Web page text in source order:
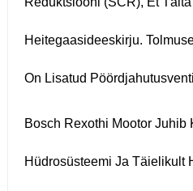
Heitegaasideeskirju.
On Lisatud
Bosch Rexothi Mootor Juhib
Hüdrosüsteemi Ja Täielikult